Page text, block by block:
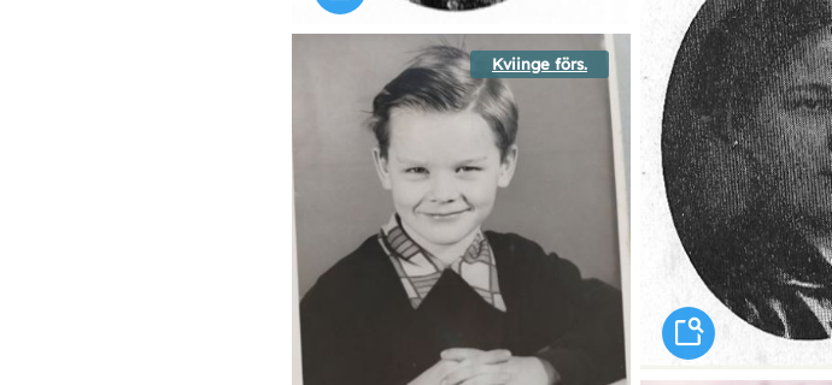
Kviinge förs.